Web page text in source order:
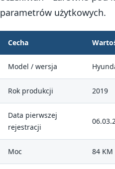
parametrów użytkowych.
Cecha
Model / wersja
Rok produkcji 2019
Data pierwszej
rejestracji
Moc 84 KM